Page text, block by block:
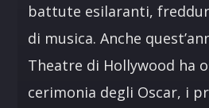
battute esilaranti,
di musica. Anche
Theatre di Hollywood ha
cerimonia degli Oscar, i